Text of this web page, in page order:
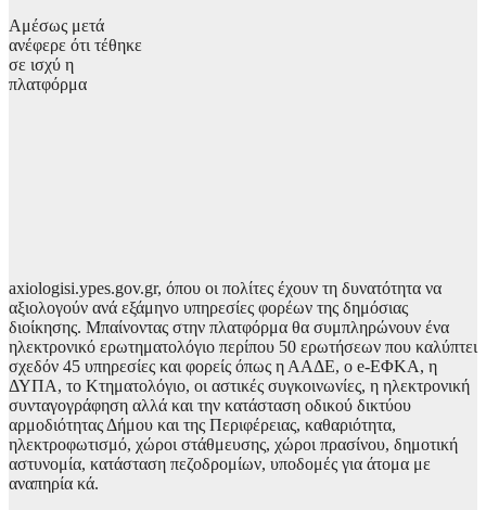
Αμέσως μετά
ανέφερε ότι τέθηκε
σε ισχύ η
πλατφόρμα
axiologisi.ypes.gov.gr, όπου οι πολίτες έχουν τη δυνατότητα να
αξιολογούν ανά εξάμηνο υπηρεσίες φορέων της δημόσιας
διοίκησης. Μπαίνοντας στην πλατφόρμα θα συμπληρώνουν ένα
ηλεκτρονικό ερωτηματολόγιο περίπου 50 ερωτήσεων που καλύπτει
σχεδόν 45 υπηρεσίες και φορείς όπως η ΑΑΔΕ, ο e-ΕΦΚΑ, η
ΔΥΠΑ, το Κτηματολόγιο, οι αστικές συγκοινωνίες, η ηλεκτρονική
συνταγογράφηση αλλά και την κατάσταση οδικού δικτύου
αρμοδιότητας Δήμου και της Περιφέρειας, καθαριότητα,
ηλεκτροφωτισμό, χώροι στάθμευσης, χώροι πρασίνου, δημοτική
αστυνομία, κατάσταση πεζοδρομίων, υποδομές για άτομα με
αναπηρία κά.